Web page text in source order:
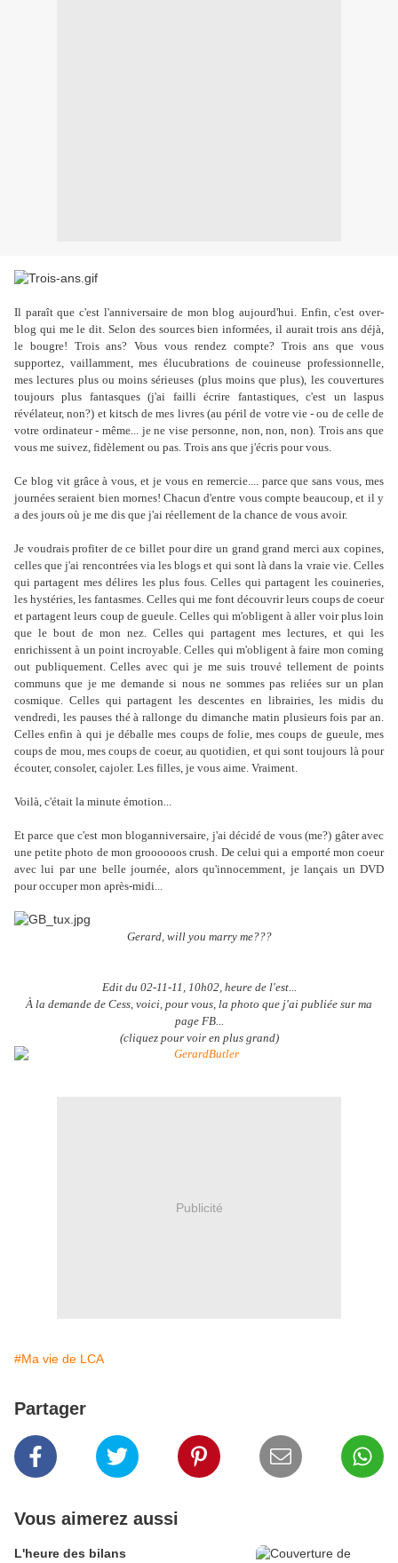
Il paraît que c'est l'anniversaire de mon blog aujourd'hui. Enfin, c'est over-
blog qui me le dit. Selon des sources bien informées, il aurait trois ans déjà,
le bougre! Trois ans? Vous vous rendez compte? Trois ans que vous
supportez, vaillamment, mes élucubrations de couineuse professionnelle,
mes lectures plus ou moins sérieuses (plus moins que plus), les couvertures
toujours plus fantasques (j'ai failli écrire fantastiques, c'est un laspus
révélateur, non?) et kitsch de mes livres (au péril de votre vie - ou de celle de
votre ordinateur - même... je ne vise personne, non, non, non). Trois ans que
vous me suivez, fidèlement ou pas. Trois ans que j'écris pour vous.
Ce blog vit grâce à vous, et je vous en remercie.... parce que sans vous, mes
journées seraient bien mornes! Chacun d'entre vous compte beaucoup, et il y
a des jours où je me dis que j'ai réellement de la chance de vous avoir.
Je voudrais profiter de ce billet pour dire un grand grand merci aux copines,
celles que j'ai rencontrées via les blogs et qui sont là dans la vraie vie. Celles
qui partagent mes délires les plus fous. Celles qui partagent les couineries,
les hystéries, les fantasmes. Celles qui me font découvrir leurs coups de coeur
et partagent leurs coup de gueule. Celles qui m'obligent à aller voir plus loin
que le bout de mon nez. Celles qui partagent mes lectures, et qui les
enrichissent à un point incroyable. Celles qui m'obligent à faire mon coming
out publiquement. Celles avec qui je me suis trouvé tellement de points
communs que je me demande si nous ne sommes pas reliées sur un plan
cosmique. Celles qui partagent les descentes en librairies, les midis du
vendredi, les pauses thé à rallonge du dimanche matin plusieurs fois par an.
Celles enfin à qui je déballe mes coups de folie, mes coups de gueule, mes
coups de mou, mes coups de coeur, au quotidien, et qui sont toujours là pour
écouter, consoler, cajoler. Les filles, je vous aime. Vraiment.
Voilà, c'était la minute émotion...
Et parce que c'est mon bloganniversaire, j'ai décidé de vous (me?) gâter avec
une petite photo de mon groooooos crush. De celui qui a emporté mon coeur
avec lui par une belle journée, alors qu'innocemment, je lançais un DVD
pour occuper mon après-midi...
Gerard, will you marry me???
Edit du 02-11-11, 10h02, heure de l'est...
À la demande de Cess, voici, pour vous, la photo que j'ai publiée sur ma
page FB...
(cliquez pour voir en plus grand)
Publicité
#Ma vie de LCA
Partager
Vous aimerez aussi
L'heure des bilans